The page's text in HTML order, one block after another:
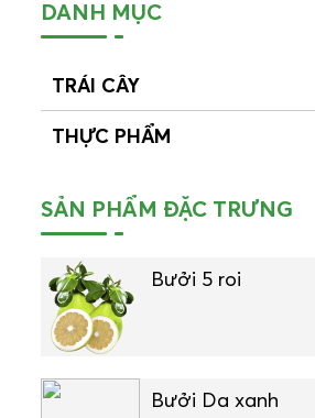
DANH MỤC
TRÁI CÂY
THỰC PHẨM
SẢN PHẨM ĐẶC TRƯNG
Bưởi 5 roi
Bưởi Da xanh